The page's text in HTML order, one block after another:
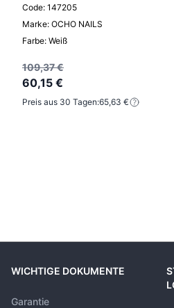
Code: 147205
Marke: OCHO NAILS
Farbe: Weiß
109,37 €
60,15 €
Preis aus 30 Tagen:65,63 €
WICHTIGE DOKUMENTE
Garantie